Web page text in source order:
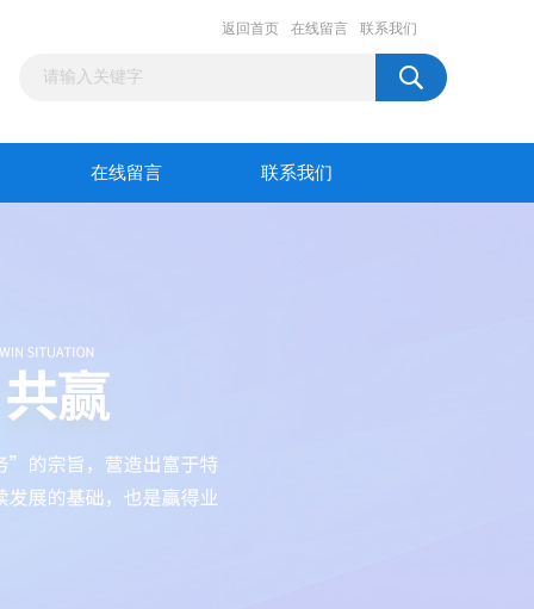
返回首页 在线留言 联系我们
在线留言 联系我们